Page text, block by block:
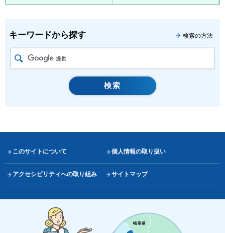
キーワードから探す 検索の方法
このサイトについて 個人情報の取り扱い
アクセシビリティへの取り組み サイトマップ